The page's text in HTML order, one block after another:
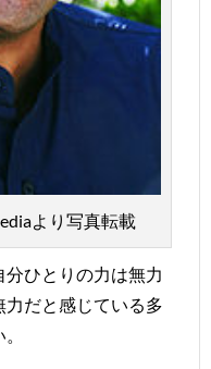
より写真転載
ひとりの力は無力
だと感じている多